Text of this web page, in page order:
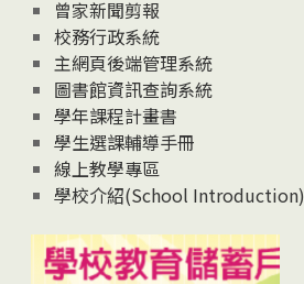
曾家新聞剪報
校務行政系統
主網頁後端管理系統
圖書館資訊查詢系統
學年課程計畫書
學生選課輔導手冊
線上教學專區
學校介紹(School Introduction)